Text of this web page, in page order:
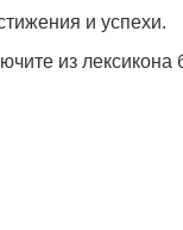
и успехи.
из